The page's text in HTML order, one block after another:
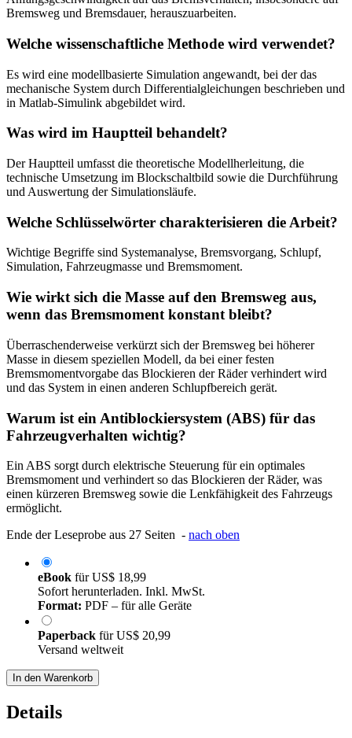
Bremsweg und Bremsdauer, herauszuarbeiten.
Welche wissenschaftliche Methode wird verwendet?
Es wird eine modellbasierte Simulation angewandt, bei der das
mechanische System durch Differentialgleichungen beschrieben und
in Matlab-Simulink abgebildet wird.
Was wird im Hauptteil behandelt?
Der Hauptteil umfasst die theoretische Modellherleitung, die
technische Umsetzung im Blockschaltbild sowie die Durchführung
und Auswertung der Simulationsläufe.
Welche Schlüsselwörter charakterisieren die Arbeit?
Wichtige Begriffe sind Systemanalyse, Bremsvorgang, Schlupf,
Simulation, Fahrzeugmasse und Bremsmoment.
Wie wirkt sich die Masse auf den Bremsweg aus,
wenn das Bremsmoment konstant bleibt?
Überraschenderweise verkürzt sich der Bremsweg bei höherer
Masse in diesem speziellen Modell, da bei einer festen
Bremsmomentvorgabe das Blockieren der Räder verhindert wird
und das System in einen anderen Schlupfbereich gerät.
Warum ist ein Antiblockiersystem (ABS) für das
Fahrzeugverhalten wichtig?
Ein ABS sorgt durch elektrische Steuerung für ein optimales
Bremsmoment und verhindert so das Blockieren der Räder, was
einen kürzeren Bremsweg sowie die Lenkfähigkeit des Fahrzeugs
ermöglicht.
Ende der Leseprobe aus 27 Seiten - nach oben
eBook fürUS$ 18,99
Sofort herunterladen. Inkl. MwSt.
Format: PDF – für alle Geräte
Paperback fürUS$ 20,99
Versand weltweit
In den Warenkorb
Details